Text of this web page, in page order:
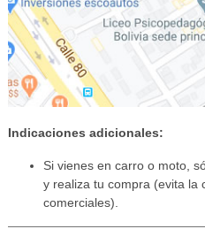
Indicaciones adicionales:
Si vienes en carro o moto,
y realiza tu compra (evita la
comerciales).